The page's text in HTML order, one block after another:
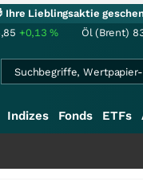
Ihre Lieblingsaktie
+0,13% Öl (Brent)
Indizes Fonds ETFs